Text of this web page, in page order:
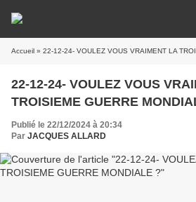
Accueil » 22-12-24- VOULEZ VOUS VRAIMENT LA
22-12-24- VOULEZ VOUS
TROISIEME GUERRE
Publié le 22/12/2024 à 20:34
Par JACQUES ALLARD